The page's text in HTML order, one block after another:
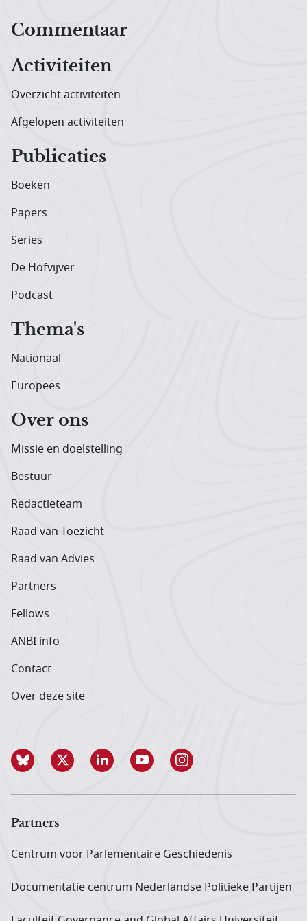
Hoofdnavigatiemenu
Commentaar
Activiteiten
Overzicht activiteiten
Afgelopen activiteiten
Publicaties
Boeken
Papers
Series
De Hofvijver
Podcast
Thema's
Nationaal
Europees
Over ons
Missie en doelstelling
Bestuur
Redactieteam
Raad van Toezicht
Raad van Advies
Partners
Fellows
ANBI info
Contact
Over deze site
Partners
Centrum voor Parlementaire Geschiedenis
Documentatie centrum Neder­landse Politieke Partijen